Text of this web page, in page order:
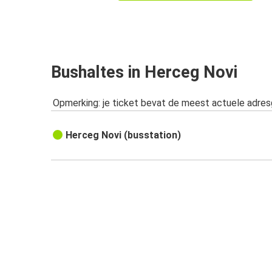
Bushaltes in Herceg Novi
Opmerking: je ticket bevat de meest actuele
Herceg Novi (busstation)